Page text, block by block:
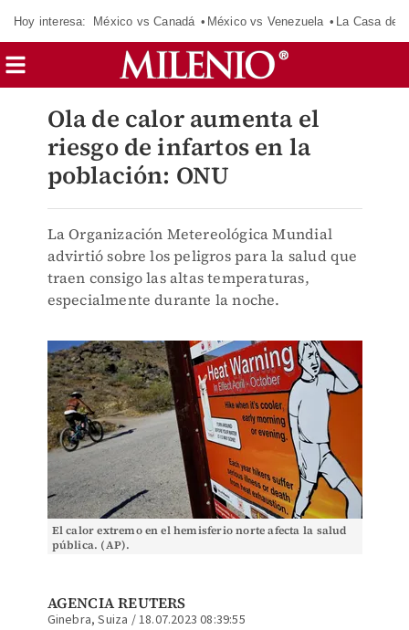
Hoy interesa: México vs Canadá México vs Venezuela La Casa de
Ola de calor aumenta el
riesgo de infartos en la
población: ONU
La Organización Metereológica Mundial
advirtió sobre los peligros para la salud que
traen consigo las altas temperaturas,
especialmente durante la noche.
El calor extremo en el hemisferio norte afecta la salud
pública. (AP).
AGENCIA REUTERS
Ginebra, Suiza /18.07.2023 08:39:55